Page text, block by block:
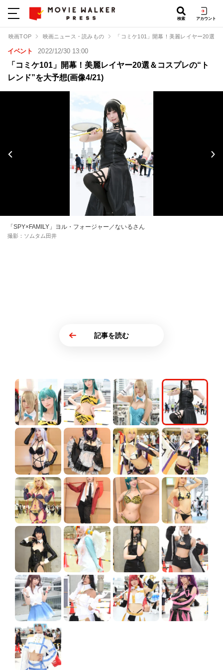
検索 アカウント
映画TOP 映画ニュース・読みもの 「コミケ101」開幕！美麗レイヤー20選＆
イベント 2022/12/30 13:00
「コミケ101」開幕！美麗レイヤー20選＆コスプレの“ト
レンド”を大予想(画像4/21)
「SPY×FAMILY」ヨル・フォージャー／ないるさん
撮影：ソムタム田井
記事を読む